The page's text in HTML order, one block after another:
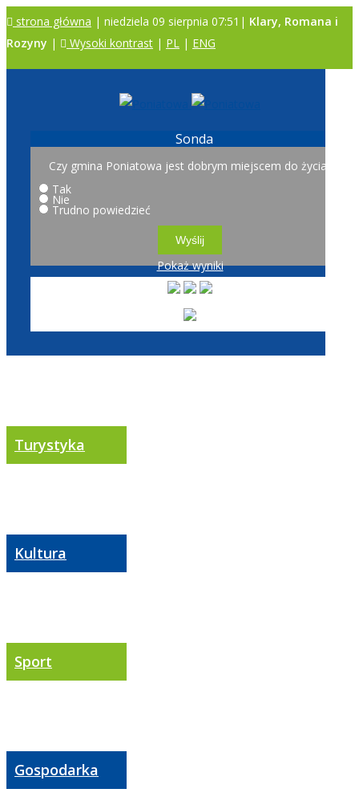
strona główna | niedziela 09 sierpnia 07:51| Klary, Romana i
Rozyny | Wysoki kontrast | PL | ENG
Sonda
Czy gmina Poniatowa jest dobrym miejscem do życia?
Tak
Nie
Trudno powiedzieć
Pokaż wyniki
Turystyka
Kultura
Sport
Gospodarka